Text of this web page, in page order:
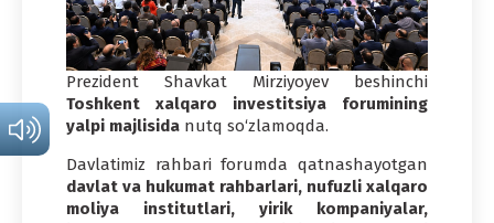
Prezident Shavkat Mirziyoyev beshinchi
Toshkent xalqaro investitsiya forumining
yalpi majlisida nutq so‘zlamoqda.
Davlatimiz rahbari forumda qatnashayotgan
davlat va hukumat rahbarlari, nufuzli xalqaro
moliya institutlari, yirik kompaniyalar,